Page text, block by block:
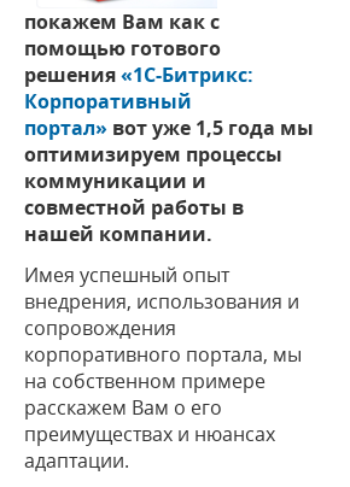
покажем Вам как с
помощью готового
решения«1С-Битрикс:
Корпоративный
портал» вот уже 1,5 года мы
оптимизируем процессы
коммуникации и
совместной работы в
нашей компании.
Имея успешный опыт
внедрения, использования и
сопровождения
корпоративного портала, мы
на собственном примере
расскажем Вам о его
преимуществах и нюансах
адаптации.